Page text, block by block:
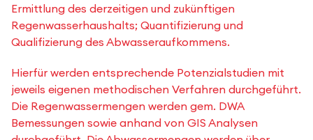
Ermittlung des derzeitigen und zukünftigen
Regenwasserhaushalts; Quantifizierung und
Qualifizierung des Abwasseraufkommens.
Hierfür werden entsprechende Potenzialstudien mit
jeweils eigenen methodischen Verfahren durchgeführt.
Die Regenwassermengen werden gem. DWA
Bemessungen sowie anhand von GIS Analysen